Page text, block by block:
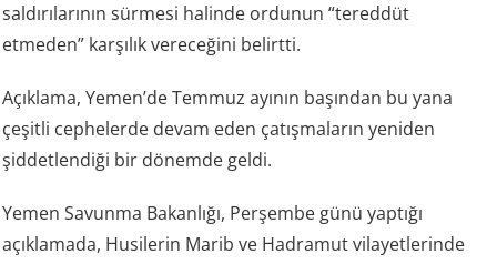
saldırılarının sürmesi halinde ordunun “tereddüt
etmeden” karşılık vereceğini belirtti.
Açıklama, Yemen’de Temmuz ayının başından bu yana
çeşitli cephelerde devam eden çatışmaların yeniden
şiddetlendiği bir dönemde geldi.
Yemen Savunma Bakanlığı, Perşembe günü yaptığı
açıklamada, Husilerin Marib ve Hadramut vilayetlerinde